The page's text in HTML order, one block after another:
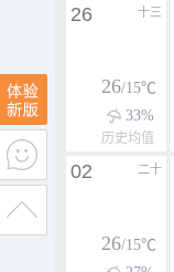
十三
26
26/15℃
33%
历史均值
二十
02
26/15℃